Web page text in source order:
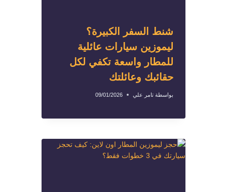
شنط السفر الكبيرة؟
ليموزين سيارات عائلية
للمطار واسعة تكفي لكل
حقائبك وعائلتك
بواسطة تامر علي 09/01/2026